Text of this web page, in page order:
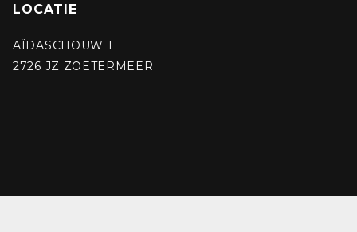
LOCATIE
AÏDASCHOUW 1
2726 JZ ZOETERMEER